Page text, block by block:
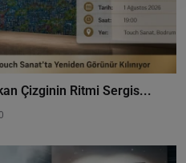
Çizginin Ritmi Sergis...